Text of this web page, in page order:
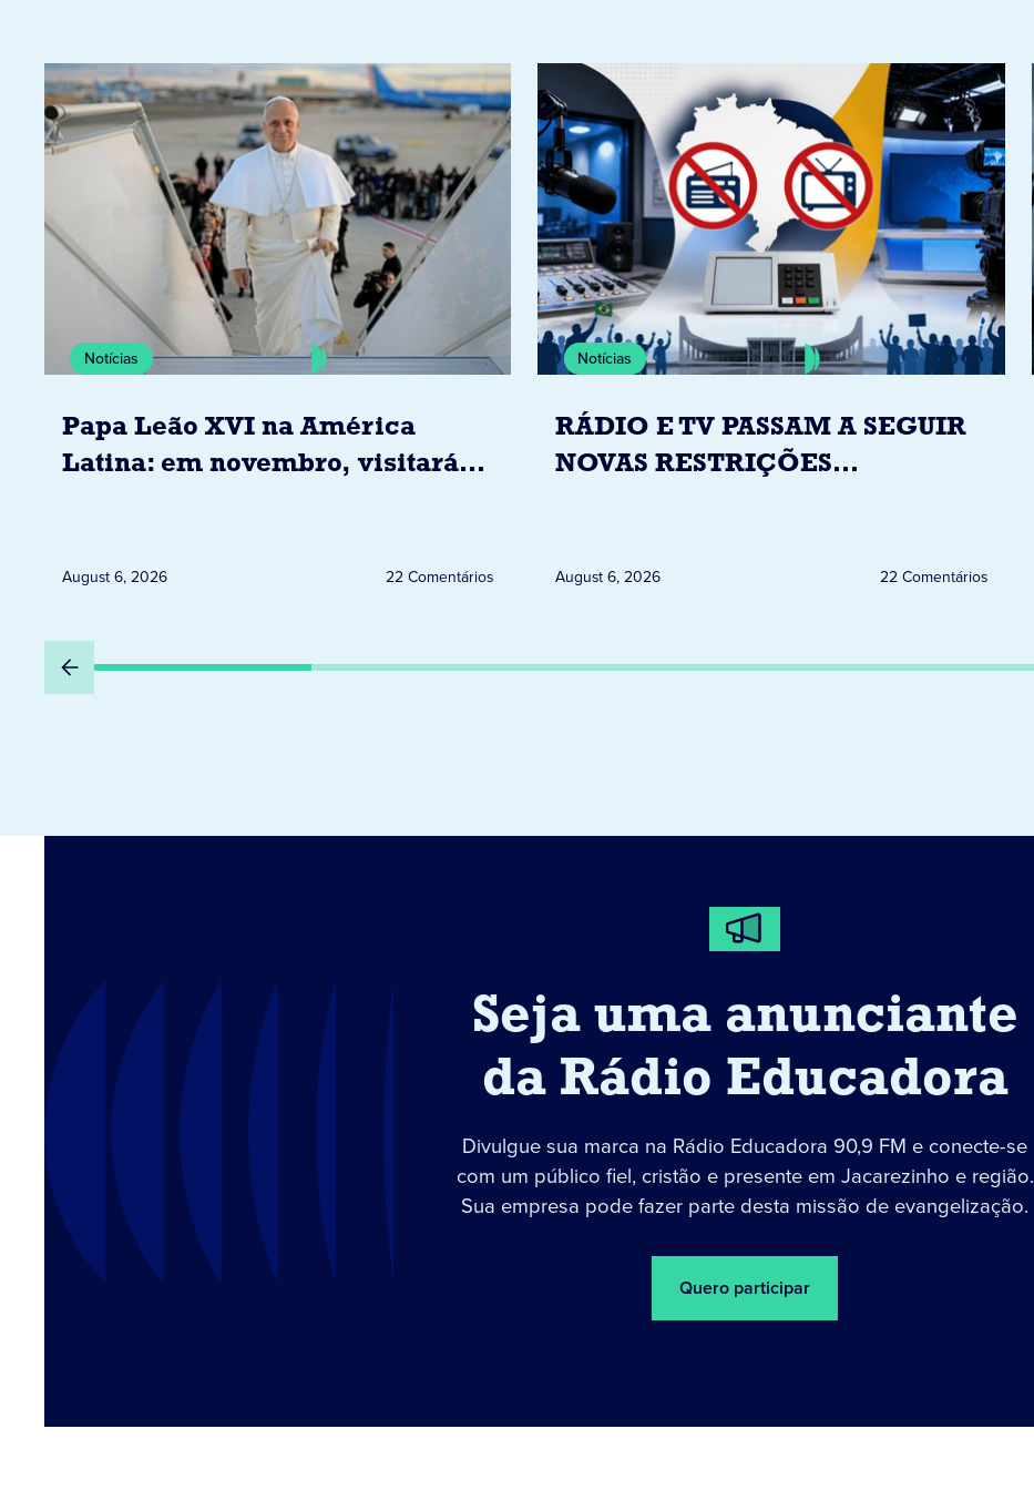
Notícias
Papa Leão XVI na América
Latina: em novembro, visitará
August 6, 2026 22 Comentários
Notícias
RÁDIO E TV PASSAM A SEGUIR
NOVAS RESTRIÇÕES
August 6, 2026 22 Comentários
Seja uma anunciante
da Rádio Educadora
Divulgue sua marca na Rádio Educadora 90,9 FM e conecte-se
com um público fiel, cristão e presente em Jacarezinho e região.
Sua empresa pode fazer parte desta missão de evangelização.
Quero participar